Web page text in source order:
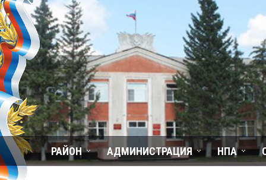
РАЙОН АДМИНИСТРАЦИЯ НПА